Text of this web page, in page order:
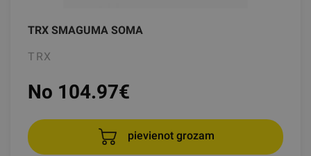
TRX SMAGUMA SOMA
TRX
No 104.97€
pievienot grozam